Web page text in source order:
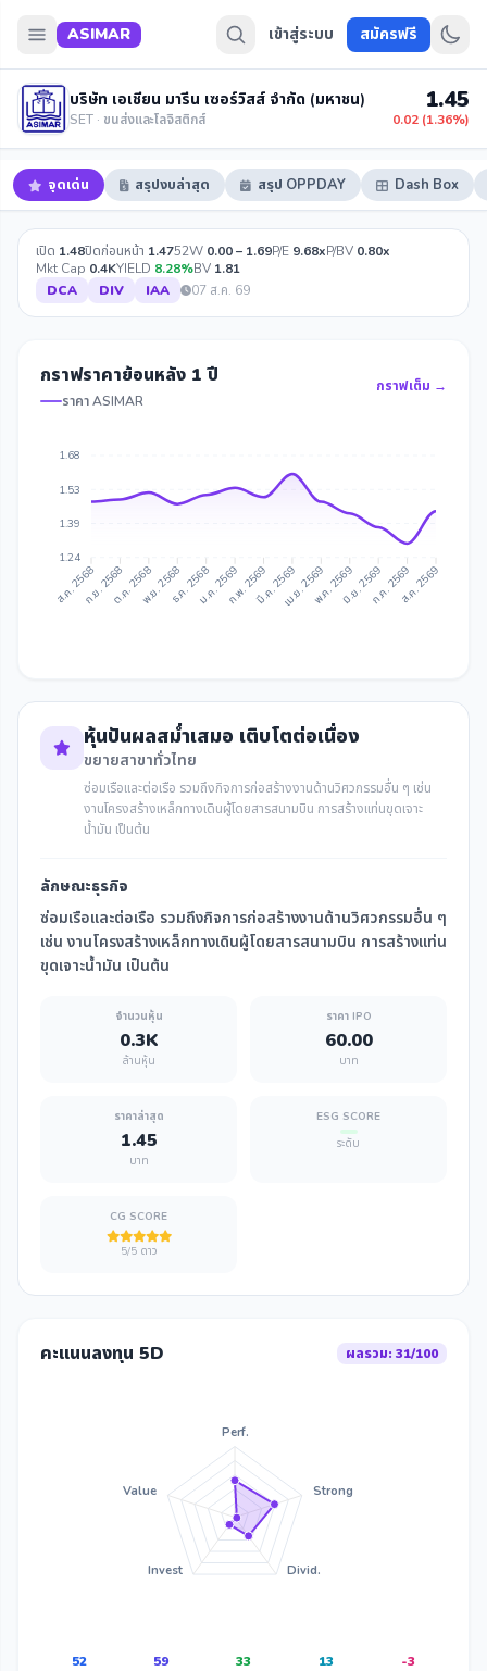
ASIMAR เข้าสู่ระบบ สมัครฟรี
บริษัท เอเชียน มารีน เซอร์วิสส์ จำกัด (มหาชน)
SET · ขนส่งและโลจิสติกส์
1.45
0.02 (1.36%)
จุดเด่น สรุปงบล่าสุด สรุป OPPDAY Dash Box
เปิด 1.48ปิดก่อนหน้า 1.4752W 0.00 – 1.69P/E 9.68xP/BV 0.80x
Mkt Cap 0.4KYIELD 8.28%BV 1.81
DCA
DIV IAA 07 ส.ค. 69
กราฟราคาย้อนหลัง 1 ปี
ราคา ASIMAR
กราฟเต็ม →
1.68
1.53
1.39
1.24
ส.ค. 2568ก.ย. 2568ต.ค. 2568พ.ย. 2568ธ.ค. 2568ม.ค. 2569ก.พ. 2569มี.ค. 2569เม.ย. 2569พ.ค. 2569มิ.ย. 2569ก.ค. 2569ส.ค. 2569
หุ้นปันผลสม่ำเสมอ เติบโตต่อเนื่อง
ขยายสาขาทั่วไทย
ซ่อมเรือและต่อเรือ รวมถึงกิจการก่อสร้างงานด้านวิศวกรรมอื่น ๆ เช่น
งานโครงสร้างเหล็กทางเดินผู้โดยสารสนามบิน การสร้างแท่นขุดเจาะ
น้ำมัน เป็นต้น
ลักษณะธุรกิจ
ซ่อมเรือและต่อเรือ รวมถึงกิจการก่อสร้างงานด้านวิศวกรรมอื่น ๆ
เช่น งานโครงสร้างเหล็กทางเดินผู้โดยสารสนามบิน การสร้างแท่น
ขุดเจาะน้ำมัน เป็นต้น
จำนวนหุ้น
0.3K
ล้านหุ้น
ราคา IPO
60.00
บาท
ราคาล่าสุด
1.45
บาท
ESG SCORE
ระดับ
CG SCORE
5/5 ดาว
คะแนนลงทุน 5D ผลรวม: 31/100
Perf.
Strong
Divid.
Invest
Value
52 59 33 13 -3